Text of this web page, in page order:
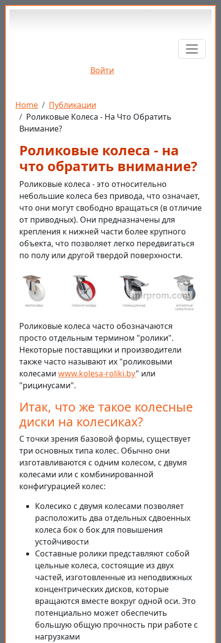
Перейти к основному содержанию
Войти
Строка навигации
Home
Публикации
Роликовые Колеса - На Что Обратить
Внимание?
Роликовые колеса - на
что обратить внимание?
Роликовые колеса - это относительно
небольшие колеса без привода, что означает,
что они могут свободно вращаться (в отличие
от приводных). Они предназначены для
крепления к нижней части более крупного
объекта, что позволяет легко передвигаться
по полу или другой твердой поверхности.
Роликовые колеса часто обозначаются
просто отдельным термином "ролики".
Некоторые поставщики и производители
также часто называют их "роликовыми
колесами www.kolesa-roliki.by" или
"рицинусами".
Итак, что же такое колесные
диски на колесиках?
С точки зрения базовой формы, существует
три основных типа колес. Обычно они
изготавливаются с одним колесом, с двумя
колесами или с комбинированной
конфигурацией колес:
Колесико с двумя колесами позволяет
расположить два отдельных сдвоенных
колеса бок о бок для повышения
устойчивости
Составные ролики представляют собой
цельные колеса, состоящие из двух
частей, изготовленные из неподвижных
концентрических дисков, которые
вращаются вместе вокруг одной оси. Это
потенциально может обеспечить
большую общую прочность при работе с
нагрузками